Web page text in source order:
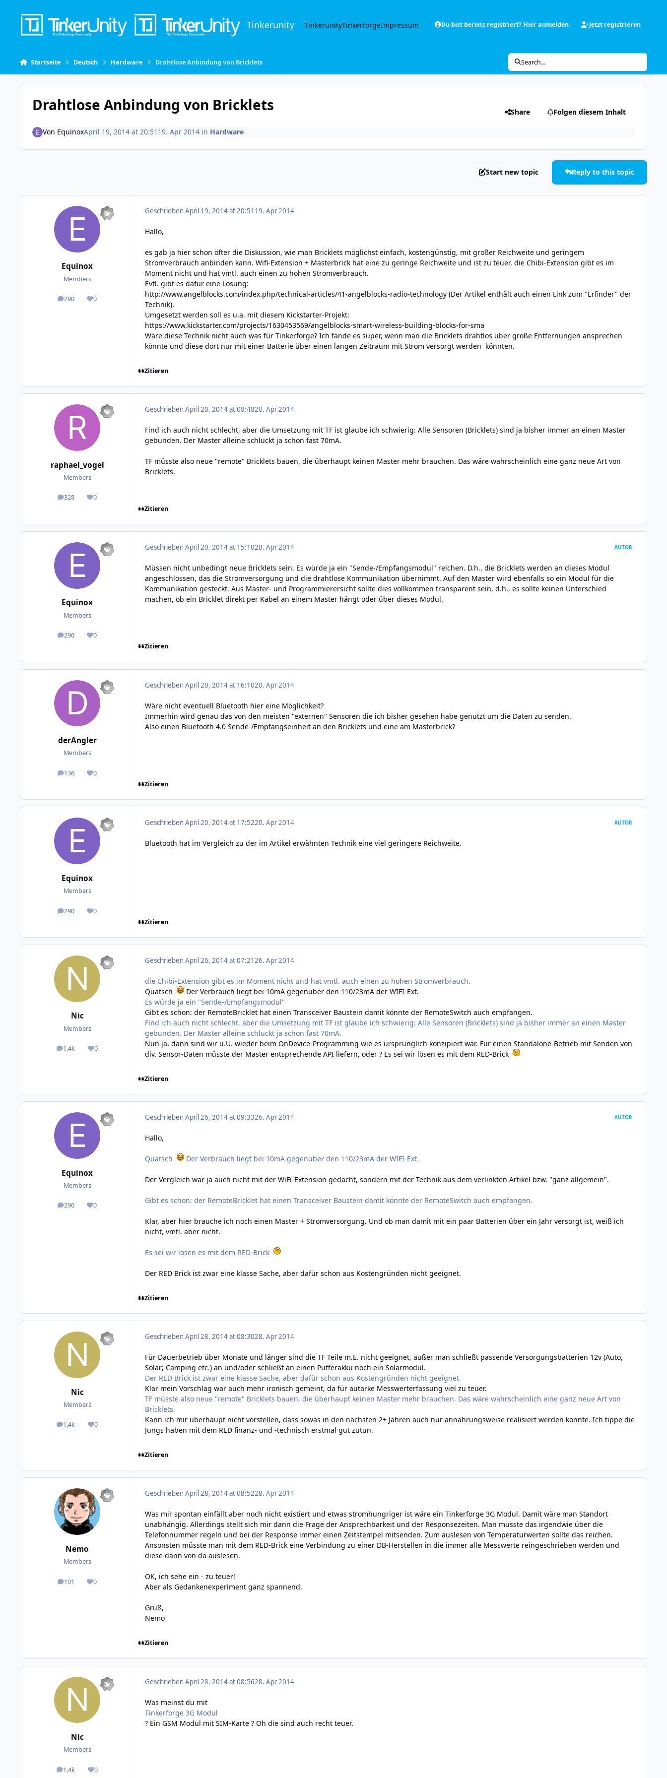
Tinkerunity TinkerunityTinkerforgeImpressum Du bist bereits registriert? Hier anmelden Jetzt registrieren
Startseite Deutsch Hardware Drahtlose Anbindung von Bricklets Search...
Drahtlose Anbindung von Bricklets Share Folgen diesem Inhalt
Von EquinoxApril 19, 2014 at 20:51 19. Apr 2014in Hardware
Start new topic Reply to this topic
Equinox
Members
290
posts 0
Reputation
GeschriebenApril 19, 2014 at 20:51 19. Apr 2014
Hallo,
es gab ja hier schon öfter die Diskussion, wie man Bricklets möglichst einfach, kostengünstig, mit großer Reichweite und geringem
Stromverbrauch anbinden kann. Wifi-Extension + Masterbrick hat eine zu geringe Reichweite und ist zu teuer, die Chibi-Extension gibt es im
Moment nicht und hat vmtl. auch einen zu hohen Stromverbrauch.
Evtl. gibt es dafür eine Lösung:
http://www.angelblocks.com/index.php/technical-articles/41-angelblocks-radio-technology (Der Artikel enthält auch einen Link zum "Erfinder" der
Technik).
Umgesetzt werden soll es u.a. mit diesem Kickstarter-Projekt:
https://www.kickstarter.com/projects/1630453569/angelblocks-smart-wireless-building-blocks-for-sma
Wäre diese Technik nicht auch was für Tinkerforge? Ich fände es super, wenn man die Bricklets drahtlos über große Entfernungen ansprechen
könnte und diese dort nur mit einer Batterie über einen langen Zeitraum mit Strom versorgt werden könnten.
Zitieren
raphael_vogel
Members
328
posts 0
Reputation
GeschriebenApril 20, 2014 at 08:4820. Apr 2014
Find ich auch nicht schlecht, aber die Umsetzung mit TF ist glaube ich schwierig: Alle Sensoren (Bricklets) sind ja bisher immer an einen Master
gebunden. Der Master alleine schluckt ja schon fast 70mA.
TF müsste also neue "remote" Bricklets bauen, die überhaupt keinen Master mehr brauchen. Das wäre wahrscheinlich eine ganz neue Art von
Bricklets.
Zitieren
Equinox
Members
290
posts 0
Reputation
GeschriebenApril 20, 2014 at 15:1020. Apr 2014 AUTOR
Müssen nicht unbedingt neue Bricklets sein. Es würde ja ein "Sende-/Empfangsmodul" reichen. D.h., die Bricklets werden an dieses Modul
angeschlossen, das die Stromversorgung und die drahtlose Kommunikation übernimmt. Auf den Master wird ebenfalls so ein Modul für die
Kommunikation gesteckt. Aus Master- und Programmierersicht sollte dies vollkommen transparent sein, d.h., es sollte keinen Unterschied
machen, ob ein Bricklet direkt per Kabel an einem Master hängt oder über dieses Modul.
Zitieren
derAngler
Members
136
posts 0
Reputation
GeschriebenApril 20, 2014 at 16:1020. Apr 2014
Wäre nicht eventuell Bluetooth hier eine Möglichkeit?
Immerhin wird genau das von den meisten "externen" Sensoren die ich bisher gesehen habe genutzt um die Daten zu senden.
Also einen Bluetooth 4.0 Sende-/Empfangseinheit an den Bricklets und eine am Masterbrick?
Zitieren
Equinox
Members
290
posts 0
Reputation
GeschriebenApril 20, 2014 at 17:5220. Apr 2014 AUTOR
Bluetooth hat im Vergleich zu der im Artikel erwähnten Technik eine viel geringere Reichweite.
Zitieren
Nic
Members
1,4k
posts 0
Reputation
GeschriebenApril 26, 2014 at 07:2126. Apr 2014
die Chibi-Extension gibt es im Moment nicht und hat vmtl. auch einen zu hohen Stromverbrauch.
Quatsch
Der Verbrauch liegt bei 10mA gegenüber den 110/23mA der WIFI-Ext.
Es würde ja ein "Sende-/Empfangsmodul"
Gibt es schon: der RemoteBricklet hat einen Transceiver Baustein damit könnte der RemoteSwitch auch empfangen.
Find ich auch nicht schlecht, aber die Umsetzung mit TF ist glaube ich schwierig: Alle Sensoren (Bricklets) sind ja bisher immer an einen Master
gebunden. Der Master alleine schluckt ja schon fast 70mA.
Nun ja, dann sind wir u.U. wieder beim OnDevice-Programming wie es ursprünglich konzipiert war. Für einen Standalone-Betrieb mit Senden von
div. Sensor-Daten müsste der Master entsprechende API liefern, oder ? Es sei wir lösen es mit dem RED-Brick
Zitieren
Equinox
Members
290
posts 0
Reputation
GeschriebenApril 26, 2014 at 09:3326. Apr 2014 AUTOR
Hallo,
Quatsch Der Verbrauch liegt bei 10mA gegenüber den 110/23mA der WIFI-Ext.
Der Vergleich war ja auch nicht mit der WiFi-Extension gedacht, sondern mit der Technik aus dem verlinkten Artikel bzw. "ganz allgemein".
Gibt es schon: der RemoteBricklet hat einen Transceiver Baustein damit könnte der RemoteSwitch auch empfangen.
Klar, aber hier brauche ich noch einen Master + Stromversorgung. Und ob man damit mit ein paar Batterien über ein Jahr versorgt ist, weiß ich
nicht, vmtl. aber nicht.
Es sei wir lösen es mit dem RED-Brick
Der RED Brick ist zwar eine klasse Sache, aber dafür schon aus Kostengründen nicht geeignet.
Zitieren
Nic
Members
1,4k
posts 0
Reputation
GeschriebenApril 28, 2014 at 08:3028. Apr 2014
Für Dauerbetrieb über Monate und länger sind die TF Teile m.E. nicht geeignet, außer man schließt passende Versorgungsbatterien 12v (Auto,
Solar; Camping etc.) an und/oder schließt an einen Pufferakku noch ein Solarmodul.
Der RED Brick ist zwar eine klasse Sache, aber dafür schon aus Kostengründen nicht geeignet.
Klar mein Vorschlag war auch mehr ironisch gemeint, da für autarke Messwerterfassung viel zu teuer.
TF müsste also neue "remote" Bricklets bauen, die überhaupt keinen Master mehr brauchen. Das wäre wahrscheinlich eine ganz neue Art von
Bricklets.
Kann ich mir überhaupt nicht vorstellen, dass sowas in den nächsten 2+ Jahren auch nur annährungsweise realisiert werden könnte. Ich tippe die
Jungs haben mit dem RED finanz- und -technisch erstmal gut zutun.
Zitieren
Nemo
Members
101
posts 0
Reputation
GeschriebenApril 28, 2014 at 08:5228. Apr 2014
Was mir spontan einfällt aber noch nicht existiert und etwas stromhungriger ist wäre ein Tinkerforge 3G Modul. Damit wäre man Standort
unabhängig. Allerdings stellt sich mir dann die Frage der Ansprechbarkeit und der Responsezeiten. Man müsste das irgendwie über die
Telefonnummer regeln und bei der Response immer einen Zeitstempel mitsenden. Zum auslesen von Temperaturwerten sollte das reichen.
Ansonsten müsste man mit dem RED-Brick eine Verbindung zu einer DB-Herstellen in die immer alle Messwerte reingeschrieben werden und
diese dann von da auslesen.
OK, ich sehe ein - zu teuer!
Aber als Gedankenexperiment ganz spannend.
Gruß,
Nemo
Zitieren
Nic
Members
1,4k
posts 0
Reputation
GeschriebenApril 28, 2014 at 08:5628. Apr 2014
Was meinst du mit
Tinkerforge 3G Modul
? Ein GSM Modul mit SIM-Karte ? Oh die sind auch recht teuer.